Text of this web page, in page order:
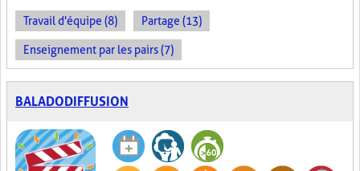
Travail d'équipe (8) Partage (13)
Enseignement par les pairs (7)
BALADODIFFUSION